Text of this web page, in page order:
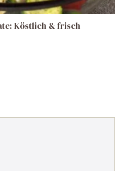
Köstlich & frisch